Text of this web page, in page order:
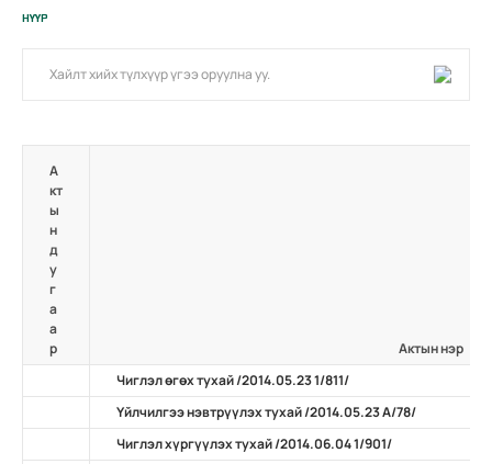
НҮҮР
А
кт
ы
н
д
у
г
а
а
р
Актын нэр
Чиглэл өгөх тухай /2014.05.23 1/811/
Үйлчилгээ нэвтрүүлэх тухай /2014.05.23 А/78/
Чиглэл хүргүүлэх тухай /2014.06.04 1/901/